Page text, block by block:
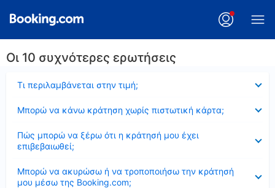
Οι 10 συχνότερες ερωτήσεις
Τι περιλαμβάνεται στην τιμή;
Μπορώ να κάνω κράτηση χωρίς πιστωτική κάρτα;
Πώς μπορώ να ξέρω ότι η κράτησή μου έχει
επιβεβαιωθεί;
Μπορώ να ακυρώσω ή να τροποποιήσω την κράτησή
μου μέσω της Booking.com;